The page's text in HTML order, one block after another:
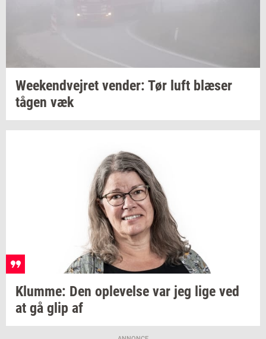
We­e­kend­vej­ret ven­der: Tør luft blæ­ser
tågen væk
Klum­me: Den op­le­vel­se var jeg lige ved
at gå glip af